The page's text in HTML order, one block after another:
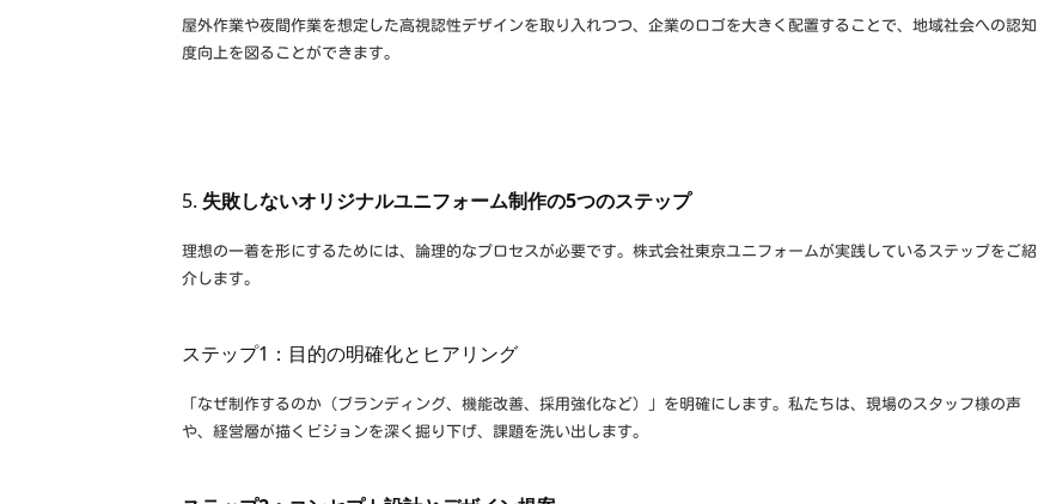
屋外作業や夜間作業を想定した高視認性デザインを取り入れつつ、企業のロゴを大きく配置することで、地域社会への認知
度向上を図ることができます。
5. 失敗しないオリジナルユニフォーム制作の5つのステップ
理想の一着を形にするためには、論理的なプロセスが必要です。株式会社東京ユニフォームが実践しているステップをご紹
介します。
ステップ1：目的の明確化とヒアリング
「なぜ制作するのか（ブランディング、機能改善、採用強化など）」を明確にします。私たちは、現場のスタッフ様の声
や、経営層が描くビジョンを深く掘り下げ、課題を洗い出します。